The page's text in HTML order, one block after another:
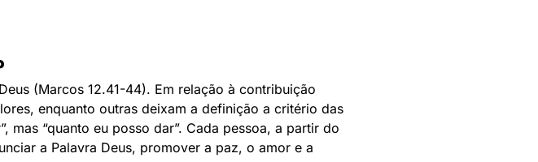
(Marcos 12.41-44). Em relação à contribuição
enquanto outras deixam a definição a critério das
mas “quanto eu posso dar”. Cada pessoa, a partir do
a Palavra Deus, promover a paz, o amor e a